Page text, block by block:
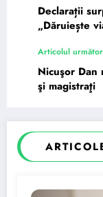
Declarații
„Dăruiește
Articolul următor
Nicuşor Dan
şi magistraţi